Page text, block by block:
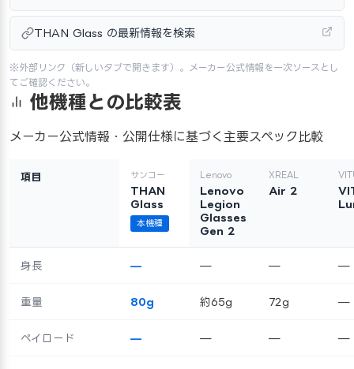
THAN Glass の最新情報を検索
※外部リンク（新しいタブで開きます）。メーカー公式情報を一次ソースとし
てご確認ください。
他機種との比較表
メーカー公式情報・公開仕様に基づく主要スペック比較
項目 サンコー
THAN
Glass
本機種
Lenovo
Lenovo
Legion
Glasses
Gen 2
XREAL
Air 2
身長 — — — —
重量 80g 約65g 72g —
ペイロード — — — —